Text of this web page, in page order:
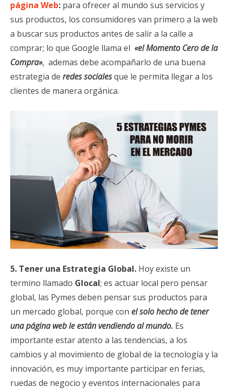
página Web: para ofrecer al mundo sus servicios y
sus productos, los consumidores van primero a la web
a buscar sus productos antes de salir a la calle a
comprar; lo que Google llama el «el Momento Cero de la
Compra», ademas debe acompañarlo de una buena
estrategia de redes socialesque le permita llegar a los
clientes de manera orgánica.
5. Tener una Estrategia Global. Hoy existe un
termino llamado Glocal; es actuar local pero pensar
global, las Pymes deben pensar sus productos para
un mercado global, porque con el solo hecho de tener
una página web le están vendiendo al mundo. Es
importante estar atento a las tendencias, a los
cambios y al movimiento de global de la tecnología y la
innovación, es muy importante participar en ferias,
ruedas de negocio y eventos internacionales para